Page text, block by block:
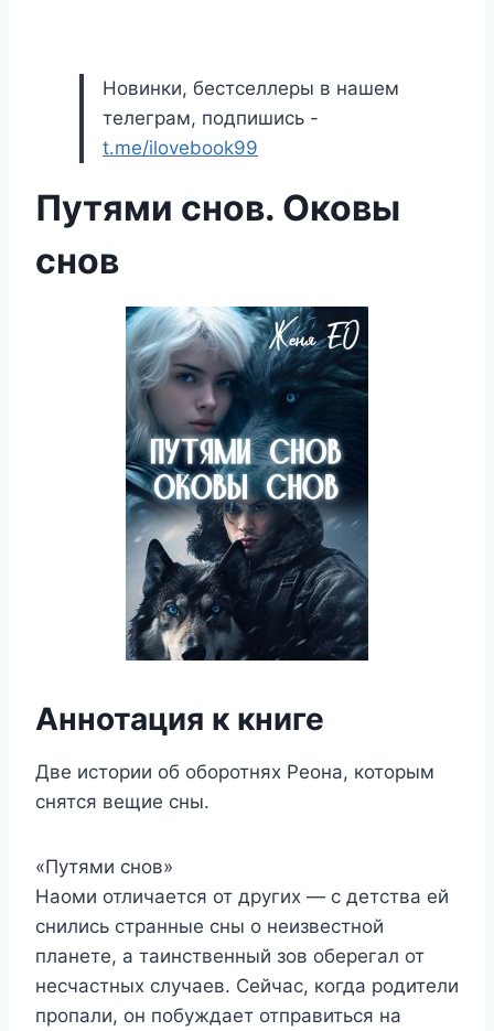
Новинки, бестселлеры в нашем
телеграм, подпишись -
t.me/ilovebook99
Путями снов. Оковы
снов
Аннотация к книге
Две истории об оборотнях Реона, которым
снятся вещие сны.
«Путями снов»
Наоми отличается от других — с детства ей
снились странные сны о неизвестной
планете, а таинственный зов оберегал от
несчастных случаев. Сейчас, когда родители
пропали, он побуждает отправиться на